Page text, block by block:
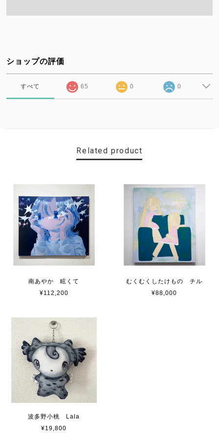
ショップの評価
すべて 65 0 0
Related product
南あやか 眩くて
¥112,200
むくむくしたけもの チル
¥88,000
波多野小桃 Lala
¥19,800